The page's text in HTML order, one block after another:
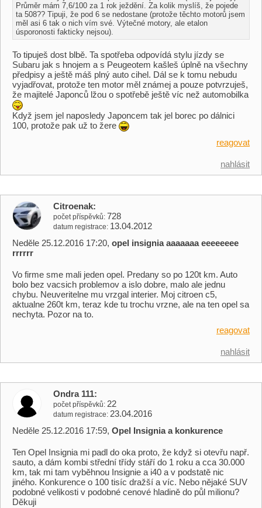
Průměr mám 7,6/100 za 1 rok ježdění. Za kolik myslíš, že pojede
ta 508?? Tipuji, že pod 6 se nedostane (protože těchto motorů jsem
měl asi 6 tak o nich vím své. Výtečné motory, ale etalon
úsporonosti fakticky nejsou).
To tipuješ dost blbě. Ta spotřeba odpovídá stylu jízdy se
Subaru jak s hnojem a s Peugeotem kašleš úplně na všechny
předpisy a ještě máš plný auto cihel. Dál se k tomu nebudu
vyjadřovat, protože ten motor měl známej a pouze potvrzuješ,
že majitelé Japonců lžou o spotřebě ještě víc než automobilka
Když jsem jel naposledy Japoncem tak jel borec po dálnici
100, protože pak už to žere
reagovat
nahlásit
Citroenak
počet příspěvků 728
datum registrace 13.04.2012
Neděle 25.12.2016 17:20, opel insignia aaaaaaa eeeeeeee
rrrrrr
Vo firme sme mali jeden opel. Predany so po 120t km. Auto
bolo bez vacsich problemov a islo dobre, malo ale jednu
chybu. Neuveritelne mu vrzgal interier. Moj citroen c5,
aktualne 260t km, teraz kde tu trochu vrzne, ale na ten opel sa
nechyta. Pozor na to.
reagovat
nahlásit
Ondra 111
počet příspěvků 22
datum registrace 23.04.2016
Neděle 25.12.2016 17:59, Opel Insignia a konkurence
Ten Opel Insignia mi padl do oka proto, že když si otevřu např.
sauto, a dám kombi střední třídy stáří do 1 roku a cca 30.000
km, tak mi tam vyběhnou Insignie a i40 a v podstatě nic
jiného. Konkurence o 100 tisíc dražší a víc. Nebo nějaké SUV
podobné velikosti v podobné cenové hladině do půl milionu?
Děkuji